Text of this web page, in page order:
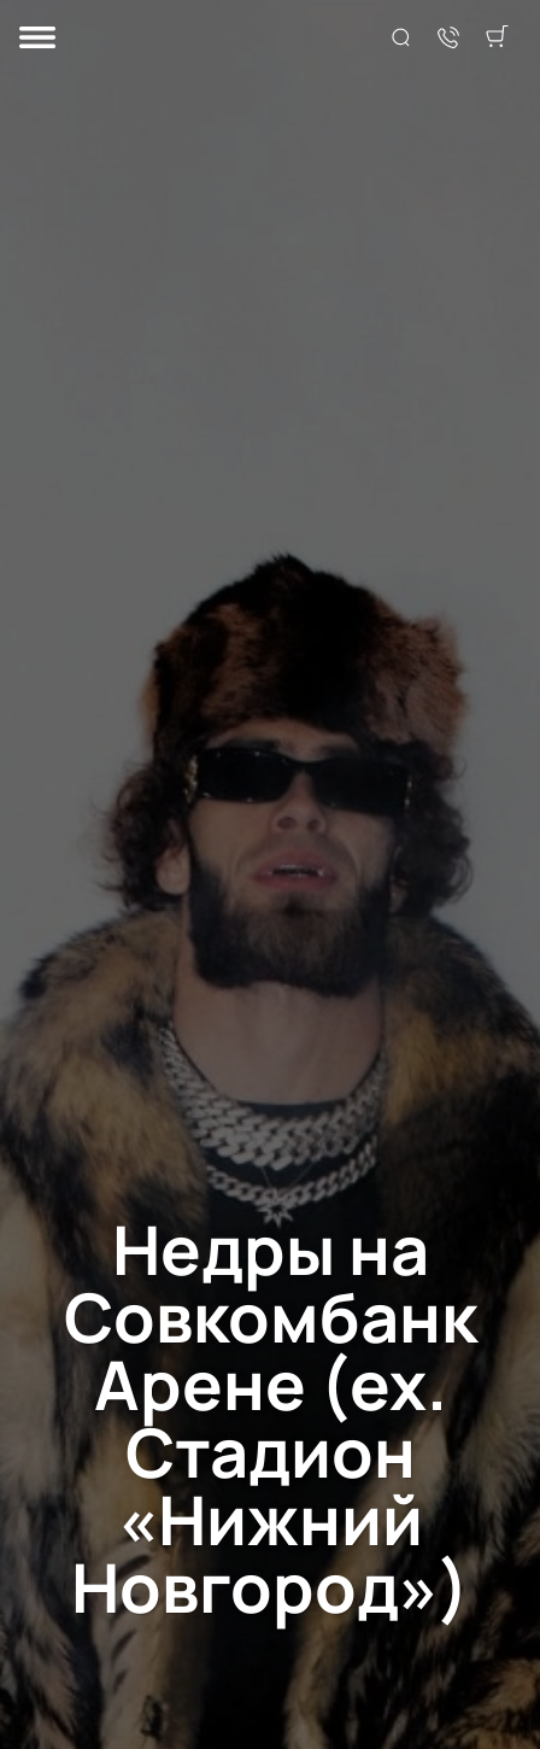
Недры на
Совкомбанк
Арене (ex.
Стадион
«Нижний
Новгород»)